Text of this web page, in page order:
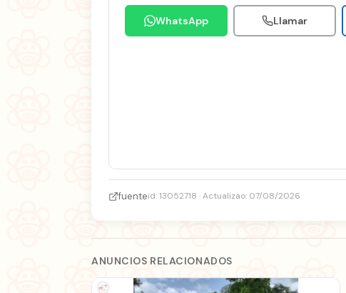
WhatsApp Llamar
fuenteid: 13052718 · Actualizao: 07/08/2026
ANUNCIOS RELACIONADOS